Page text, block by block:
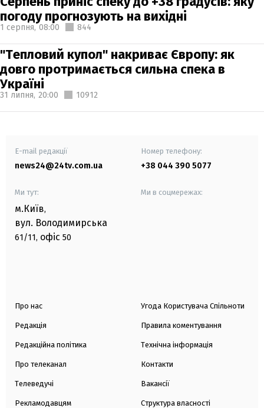
погоду прогнозують на вихідні
1 серпня, 08:00 844
"Тепловий купол" накриває Європу: як
довго протримається сильна спека в
Україні
31 липня, 20:00 10912
E-mail редакції
news24@24tv.com.ua
Номер телефону:
+38 044 390 5077
Ми тут:
м.Київ,
вул. Володимирська
61/11, офіс 50
Ми в соцмережах:
Про нас
Редакція
Редакційна політика
Про телеканал
Телеведучі
Рекламодавцям
Угода Користувача Спільноти
Правила коментування
Технічна інформація
Контакти
Вакансії
Структура власності